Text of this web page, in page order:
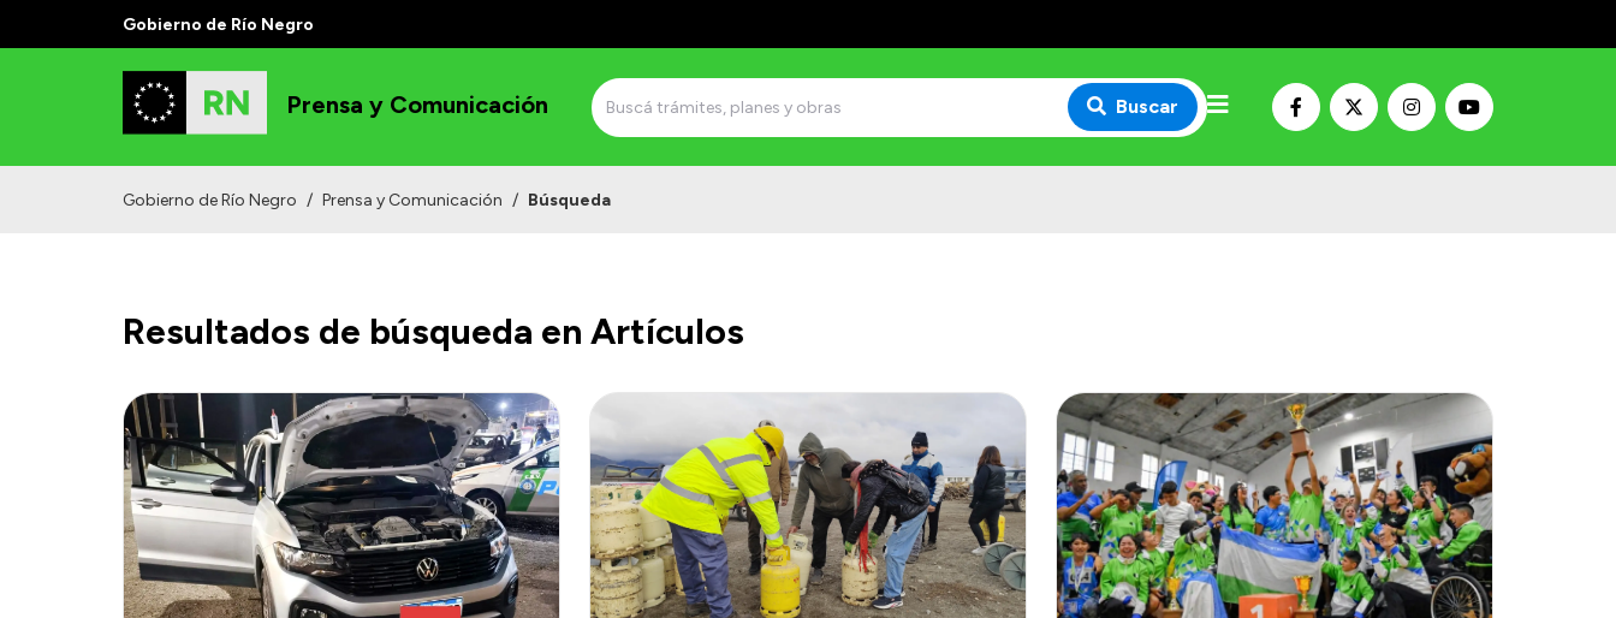
Gobierno de Río Negro
Prensa y Comunicación Buscar
Gobierno de Río Negro / Prensa y Comunicación / Búsqueda
Resultados de búsqueda en Artículos